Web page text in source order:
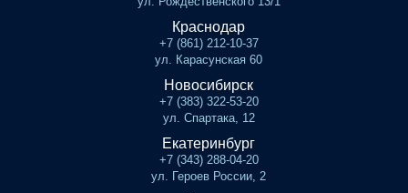
Краснодар
+7 (861) 212-10-37
ул. Карасунская 60
Новосибирск
+7 (383) 322-53-20
ул. Спартака, 12
Екатеринбург
+7 (343) 288-04-20
ул. Героев России, 2